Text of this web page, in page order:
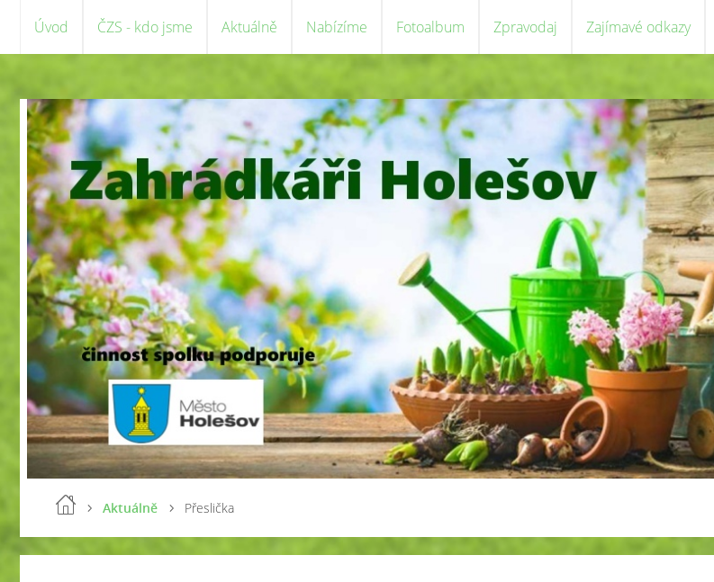
Úvod ČZS - kdo jsme Aktuálně Nabízíme Fotoalbum Zpravodaj Zajímavé odkazy
Aktuálně Přeslička